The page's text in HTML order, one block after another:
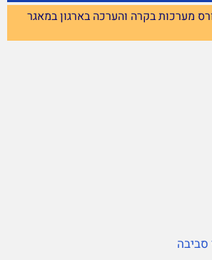
מערכות בקרה והערכה בארגון במאגר
סביבה